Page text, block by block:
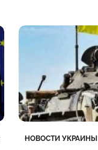
Категория
НОВОСТИ УКРАИНЫ
Дата публикации